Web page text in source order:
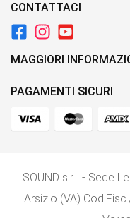
CONTATTACI
MAGGIORI
PAGAMENTI SICURI
SOUND s.r.l. - Sede
Arsizio (VA)